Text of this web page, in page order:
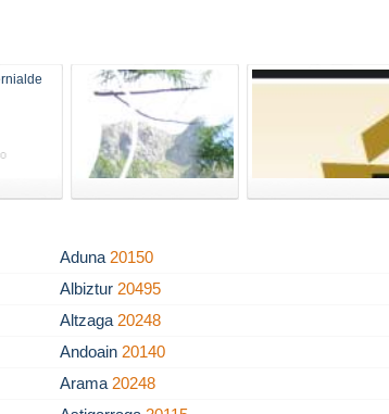
Aduna 20150
Albiztur 20495
Altzaga 20248
Andoain 20140
Arama 20248